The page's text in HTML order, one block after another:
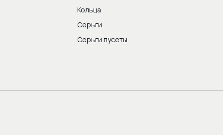
Кольца
Серьги
Серьги пусеты